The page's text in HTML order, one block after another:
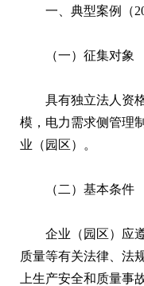
一、典型案例（
（一）征集对象
具有独立法人资
模，电力需求侧管理
业（园区）。
（二）基本条件
企业（园区）应
质量等有关法律、法
上生产安全和质量事